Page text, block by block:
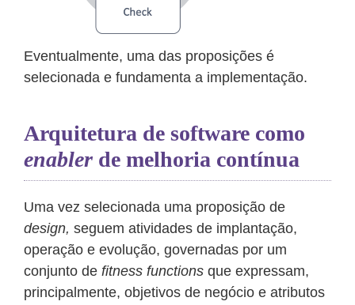
Eventualmente, uma das proposições é
selecionada e fundamenta a implementação.
Arquitetura de software como
enabler de melhoria contínua
Uma vez selecionada uma proposição de
design, seguem atividades de implantação,
operação e evolução, governadas por um
conjunto de fitness functions que expressam,
principalmente, objetivos de negócio e atributos